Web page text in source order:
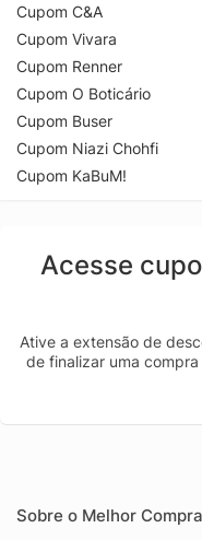
Cupom C&A
Cupom Vivara
Cupom Renner
Cupom O Boticário
Cupom Buser
Cupom Niazi Chohfi
Cupom KaBuM!
Acesse
Ative a extensão de
de finalizar uma
Sobre o Melhor